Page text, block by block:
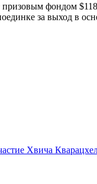
фондом
за выход в
Хвича